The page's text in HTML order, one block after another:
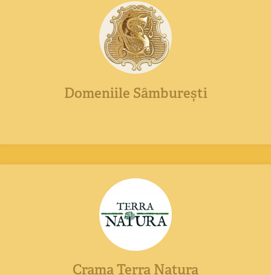
Domeniile Sâmburești
Crama Terra Natura